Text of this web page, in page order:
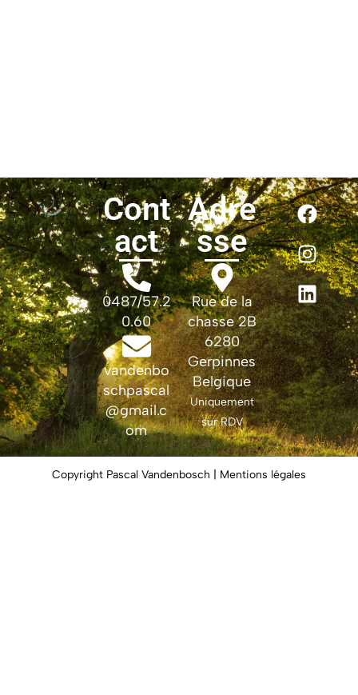
Cont
act
0487/57.2
0.60
vandenbo
schpascal
@gmail.c
om
Adre
sse
Rue de la
chasse 2B
6280
Gerpinnes
Belgique
Uniquement
sur RDV
Copyright Pascal Vandenbosch | Mentions légales